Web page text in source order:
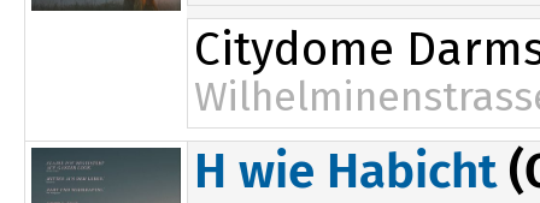
Citydome
17:45
H wie Habicht